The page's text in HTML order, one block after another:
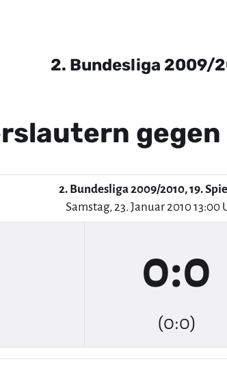
2. Bundesliga 2009/
2. Bundesliga 2009/2010, 19.
Samstag, 23. Januar 2010 13:00
0:0
(0:0)